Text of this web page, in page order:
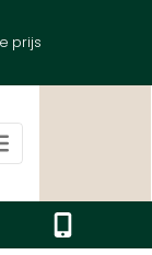
prijs